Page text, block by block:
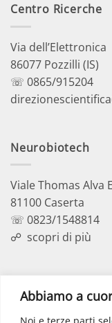
Abbiamo a
Noi e terze parti
Centro Ricerche
Via dell’Elettronica
86077 Pozzilli (IS)
☏ 0865/915204
Neurobiotech
Viale Thomas Alva
81100 Caserta
☏ 0823/1548814
☍ scopri di più